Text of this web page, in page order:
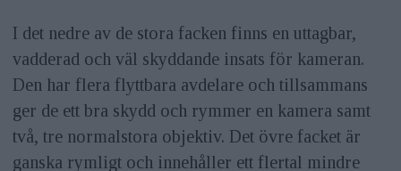
I det nedre av de stora facken finns en uttagbar,
vadderad och väl skyddande insats för kameran.
Den har flera flyttbara avdelare och tillsammans
ger de ett bra skydd och rymmer en kamera samt
två, tre normalstora objektiv. Det övre facket är
ganska rymligt och innehåller ett flertal mindre